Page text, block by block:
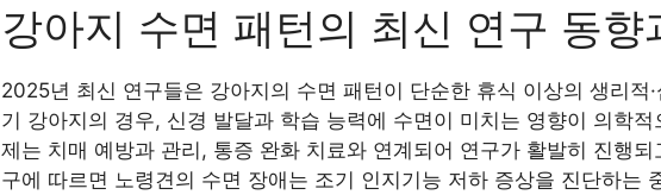
강아지 수면 패턴의 최신 연구 동향
2025년 최신 연구들은 강아지의 수면 패턴이 단순한 휴식 이상의 생리적
기 강아지의 경우, 신경 발달과 학습 능력에 수면이 미치는 영향이 의학
제는 치매 예방과 관리, 통증 완화 치료와 연계되어 연구가 활발히 진행
구에 따르면 노령견의 수면 장애는 조기 인지기능 저하 증상을 진단하는